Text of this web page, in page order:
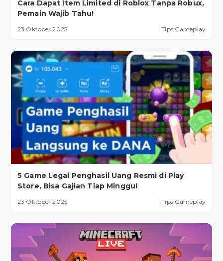
Cara Dapat Item Limited di Roblox Tanpa Robux,
Pemain Wajib Tahu!
23 Oktober 2025 Tips Gameplay
5 Game Legal Penghasil Uang Resmi di Play
Store, Bisa Gajian Tiap Minggu!
23 Oktober 2025 Tips Gameplay